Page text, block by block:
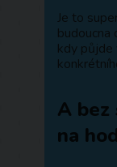
Je to
budoucna
kdy půjde
A
na